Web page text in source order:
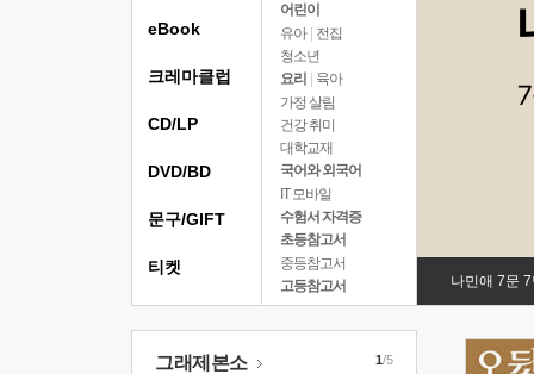
어린이
유아 | 전집
청소년
요리
육아
가정 살림
건강 취미
대학교재
국어와 외국어
IT 모바일
수험서 자격증
초등참고서
중등참고서
고등참고서
나민애 7문
eBook
크레마클럽
CD/LP
DVD/BD
문구/GIFT
티켓
그래제본소 1/5